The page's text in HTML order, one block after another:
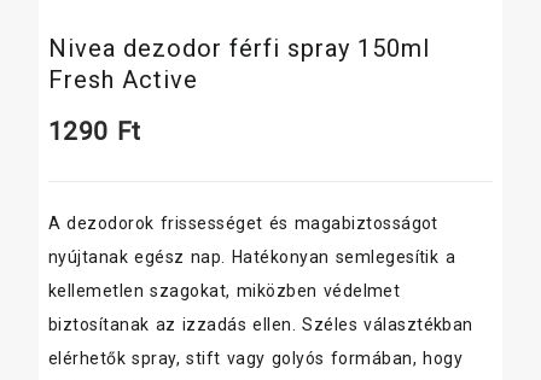
Nivea dezodor férfi spray 150ml
Fresh Active
1290 Ft
A dezodorok frissességet és magabiztosságot
nyújtanak egész nap. Hatékonyan semlegesítik a
kellemetlen szagokat, miközben védelmet
biztosítanak az izzadás ellen. Széles választékban
elérhetők spray, stift vagy golyós formában, hogy